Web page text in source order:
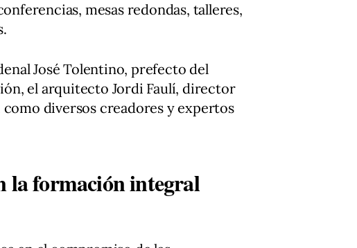
mesas redondas, talleres,
José Tolentino, prefecto del
el arquitecto Jordi Faulí, director
como diversos creadores y expertos
la formación integral